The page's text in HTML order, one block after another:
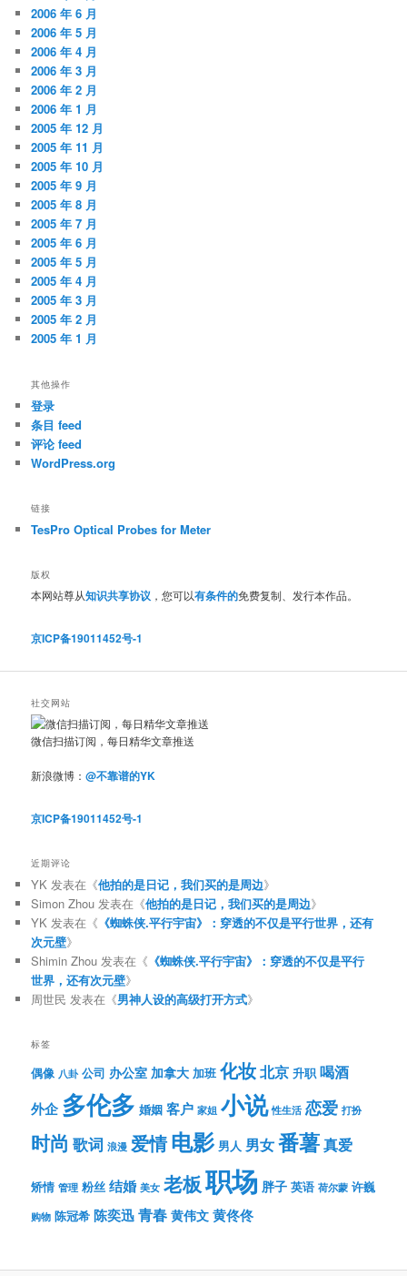
2006 年 6 月
2006 年 5 月
2006 年 4 月
2006 年 3 月
2006 年 2 月
2006 年 1 月
2005 年 12 月
2005 年 11 月
2005 年 10 月
2005 年 9 月
2005 年 8 月
2005 年 7 月
2005 年 6 月
2005 年 5 月
2005 年 4 月
2005 年 3 月
2005 年 2 月
2005 年 1 月
其他操作
登录
条目 feed
评论 feed
WordPress.org
链接
TesPro Optical Probes for Meter
版权
本网站尊从知识共享协议 ，您可以有条件的免费复制、发行本作品。
京ICP备19011452号-1
社交网站
微信扫描订阅，每日精华文章推送
新浪微博：@不靠谱的YK
京ICP备19011452号-1
近期评论
YK 发表在《他拍的是日记，我们买的是周边》
Simon Zhou 发表在《他拍的是日记，我们买的是周边》
YK 发表在《 《蜘蛛侠.平行宇宙》：穿透的不仅是平行世界，还有
次元壁》
Shimin Zhou 发表在《 《蜘蛛侠.平行宇宙》：穿透的不仅是平行
世界，还有次元壁》
周世民 发表在《男神人设的高级打开方式》
标签
偶像 八卦 公司 办公室 加拿大 加班 化妆北京 升职 喝酒
外企 多伦多 婚姻 客户 家姐 小说 性生活 恋爱 打扮
时尚 歌词 浪漫 爱情电影 男人 男女番薯真爱
矫情 管理 粉丝 结婚 美女 老板职场 胖子 英语 荷尔蒙 许巍
购物 陈冠希 陈奕迅 青春 黄伟文 黄佟佟